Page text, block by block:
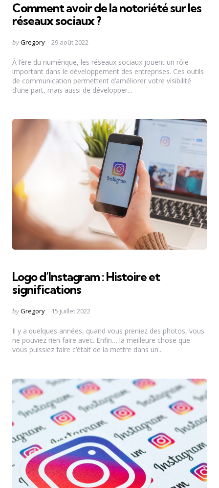
Comment avoir de la notoriété sur les
réseaux sociaux ?
Posted
byGregory 29 août 2022
À l’ère du numérique, les réseaux sociaux jouent un rôle
important dans le développement des entreprises. Ces outils
de communication permettent d’améliorer votre visibilité
d’une part, mais aussi de développer...
Logo d’Instagram : Histoire et
significations
Posted
byGregory 15 juillet 2022
Il y a quelques années, quand vous preniez des photos, vous
ne pouviez rien faire avec. Enfin… la meilleure chose que
vous puissiez faire c’était de la mettre dans un...